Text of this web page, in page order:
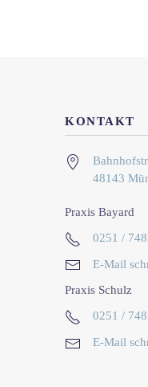
KONTAKT
48143
Praxis Bayard
0251 /
E-Mail
Praxis Schulz
0251 /
E-Mail